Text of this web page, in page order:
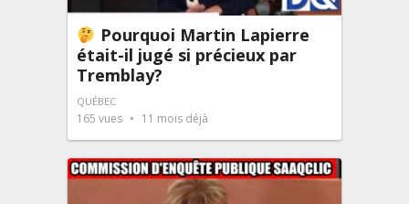
Pourquoi Martin Lapierre
était-il jugé si précieux par
Tremblay?
QUÉBEC
165 vues 11 mois déjà